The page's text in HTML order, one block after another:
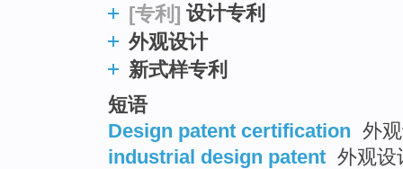
[专利] 设计专利
外观设计
新式样专利
短语
Design patent certification 外
industrial design patent 外观设